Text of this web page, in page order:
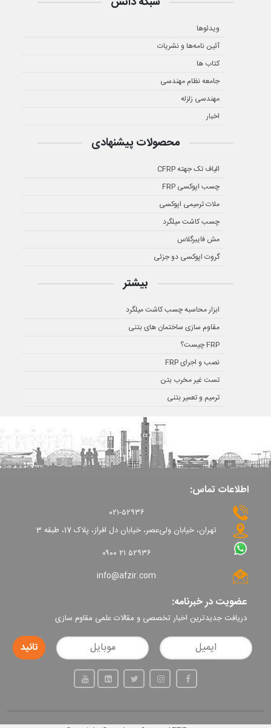
ویدئوها
آئین نامه‌ها و نشریات
کتاب ها
جامعه نظام مهندسی
مهندسی زلزله
اخبار
محصولات پیشنهادی
الیاف تک جهته CFRP
چسب اپوکسی FRP
ملات ترمیمی اپوکسی
چسب کاشت میلگرد
مش فایبرگلاس
گروت اپوکسی دو جزئی
بیشتر
ابزار محاسبه چسب کاشت میلگرد
مقاوم سازی ساختمان های بتنی
FRP چیست؟
نصب و اجرای FRP
تست غیر مخرب بتن
ترمیم و تعمیر بتنی
اطلاعات تماس:
۰۲۱-۵۲۹۳۶
تهران، خیابان ولی‌عصر، خیابان دل افراز، پلاک 17، طبقه 3
۰۹۰۰ ۲۱ ۵۲۹۳۶
info@afzir.com
عضویت در خبرنامه:
دریافت جدیدترین اخبار تخصصی و مقالات علمی مقاوم سازی